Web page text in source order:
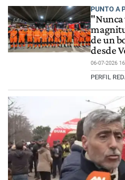
PUNTO A
"Nunca
de un
desde
06-07-2026
PERFIL